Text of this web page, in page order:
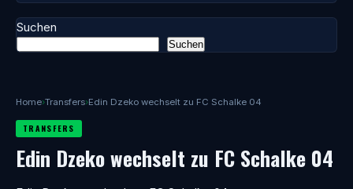
Home›Transfers›Edin Dzeko wechselt zu FC Schalke 04
TRANSFERS
Edin Dzeko wechselt zu FC Schalke 04
Suchen
Suchen